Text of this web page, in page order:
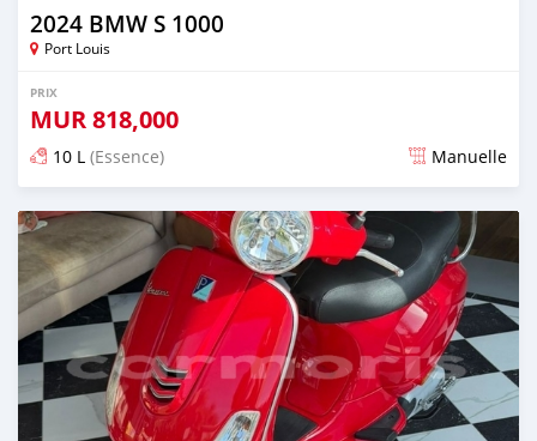
2024 BMW S 1000
Port Louis
PRIX
MUR818,000
10 L (Essence) Manuelle
Publié il y a 3 mois